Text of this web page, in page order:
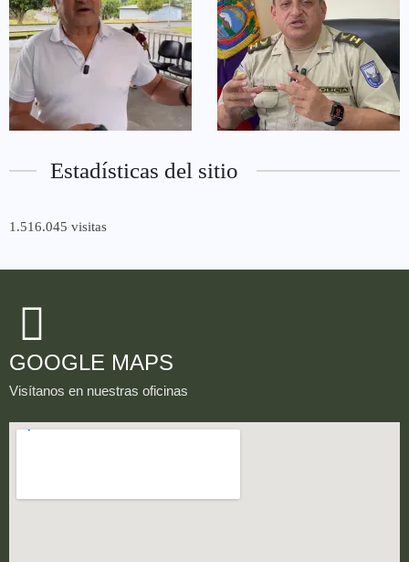
Estadísticas del sitio
1.516.045 visitas
GOOGLE MAPS
Visítanos en nuestras oficinas